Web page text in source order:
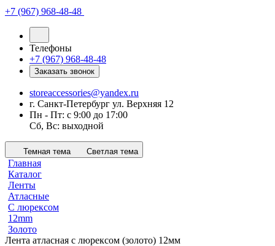
+7 (967) 968-48-48
Телефоны
+7 (967) 968-48-48
Заказать звонок
storeaccessories@yandex.ru
г. Санкт-Петербург ул. Верхняя 12
Пн - Пт: с 9:00 до 17:00
Сб, Вс: выходной
Темная тема Светлая тема
Главная
Каталог
Ленты
Атласные
С люрексом
12mm
Золото
Лента атласная с люрексом (золото) 12мм